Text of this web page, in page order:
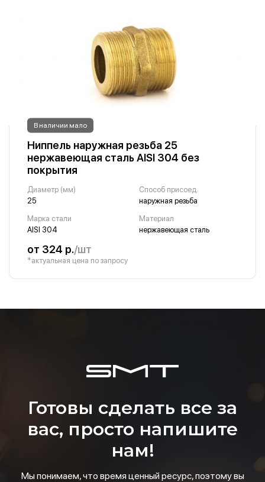
В наличии мало
Ниппель наружная резьба 25
нержавеющая сталь AISI 304 без
покрытия
Диаметр (мм)
25
Способ присоед.
наружная резьба
Марка стали
AISI 304
Материал
нержавеющая сталь
от 324 р./шт
*актуальная цена по запросу
Готовы сделать все за
вас, просто напишите
нам!
Мы понимаем, что время ценный ресурс, поэтому вы